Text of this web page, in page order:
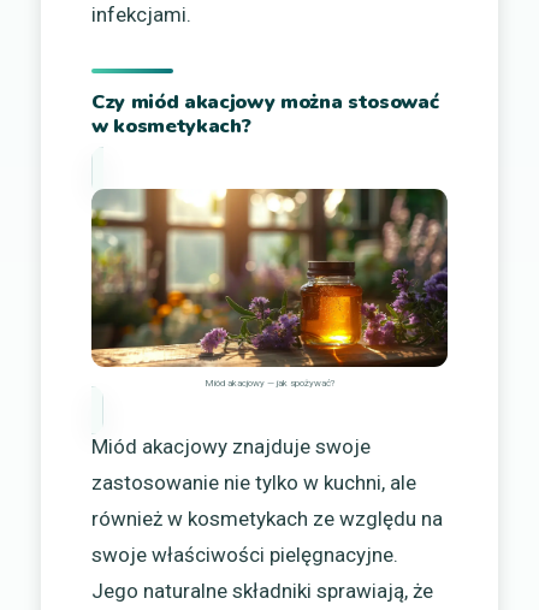
infekcjami.
Czy miód akacjowy można stosować
w kosmetykach?
Miód akacjowy — jak spożywać?
Miód akacjowy znajduje swoje
zastosowanie nie tylko w kuchni, ale
również w kosmetykach ze względu na
swoje właściwości pielęgnacyjne.
Jego naturalne składniki sprawiają, że